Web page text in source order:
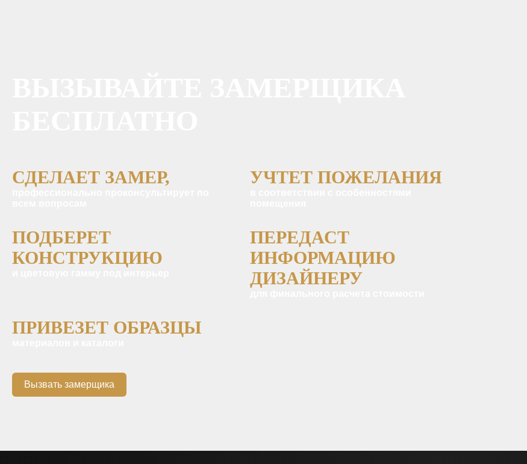
СДЕЛАЕТ ЗАМЕР, УЧТЕТ ПОЖЕЛАНИЯ
ПОДБЕРЕТ
КОНСТРУКЦИЮ
ПЕРЕДАСТ
ИНФОРМАЦИЮ
ДИЗАЙНЕРУ
ПРИВЕЗЕТ ОБРАЗЦЫ
Вызвать замерщика